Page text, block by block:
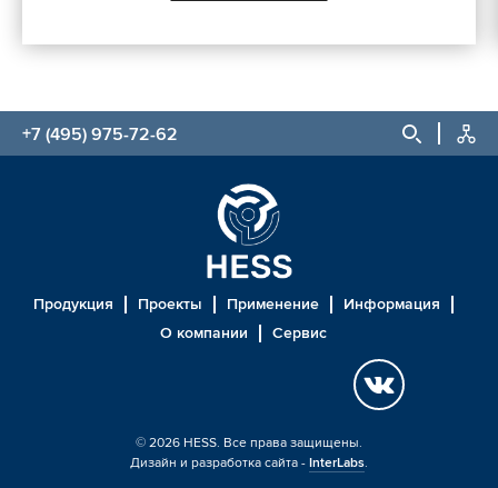
+7 (495) 975-72-62
Продукция Проекты Применение
Информация
О компании
Сервис
© 2026 HESS. Все права защищены.
Дизайн и разработка сайта - InterLabs.